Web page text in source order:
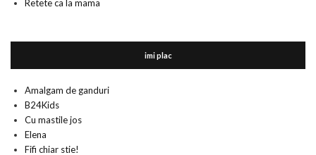
Retete ca la mama
imi plac
Amalgam de ganduri
B24Kids
Cu mastile jos
Elena
Fifi chiar stie!